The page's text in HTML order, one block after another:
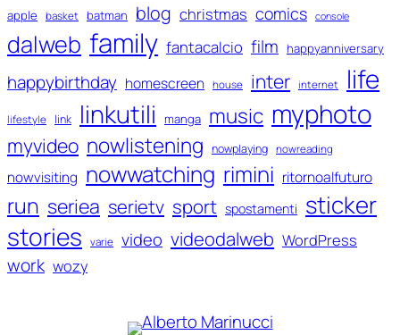
apple basket batman blog christmas comics console
dalweb family fantacalcio film happyanniversary
happybirthday homescreen house inter internet life
lifestyle link linkutili manga music myphoto
myvideo nowlistening nowplaying nowreading
nowvisiting nowwatching rimini ritornoalfuturo
run seriea serietv sport spostamenti sticker
stories
varie video videodalweb WordPress
work wozy